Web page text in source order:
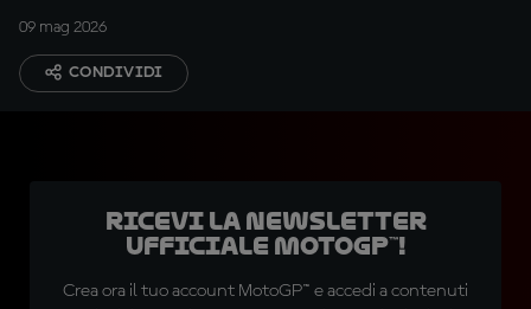
09 mag 2026
CONDIVIDI
Ricevi la newsletter
ufficiale MotoGP™!
Crea ora il tuo account MotoGP™ e accedi a contenuti